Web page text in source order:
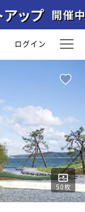
ログイン
50枚